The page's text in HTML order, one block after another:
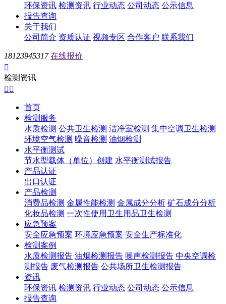
环保资讯 检测资讯 行业动态 公司动态 公示信息
报告查询
关于我们
公司简介 资质认证 视频专区 合作客户 联系我们
18123945317 在线报价

检测资讯
 
首页
检测服务
水质检测 公共卫生检测 洁净室检测 集中空调卫生检测
环境空气检测 噪音检测 油烟检测
水平衡测试
节水型载体（单位）创建 水平衡测试报告
产品认证
出口认证
产品检测
消费品检测 金属性能检测 金属成分分析 矿石成分分析
化妆品检测 一次性使用卫生用品卫生检测
应急预案
安全应急预案 环境应急预案 安全生产标准化
检测案例
水质检测报告 油烟检测报告 噪声检测报告 中央空调检
测报告 废气检测报告 公共场所卫生检测报告
资讯
环保资讯 检测资讯 行业动态 公司动态 公示信息
报告查询